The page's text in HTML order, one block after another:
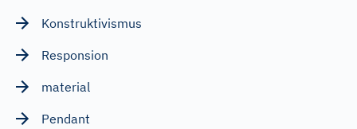
Konstruktivismus
Responsion
material
Pendant